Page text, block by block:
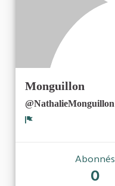
Monguillon
@NathalieMonguillon
Abonnés
0